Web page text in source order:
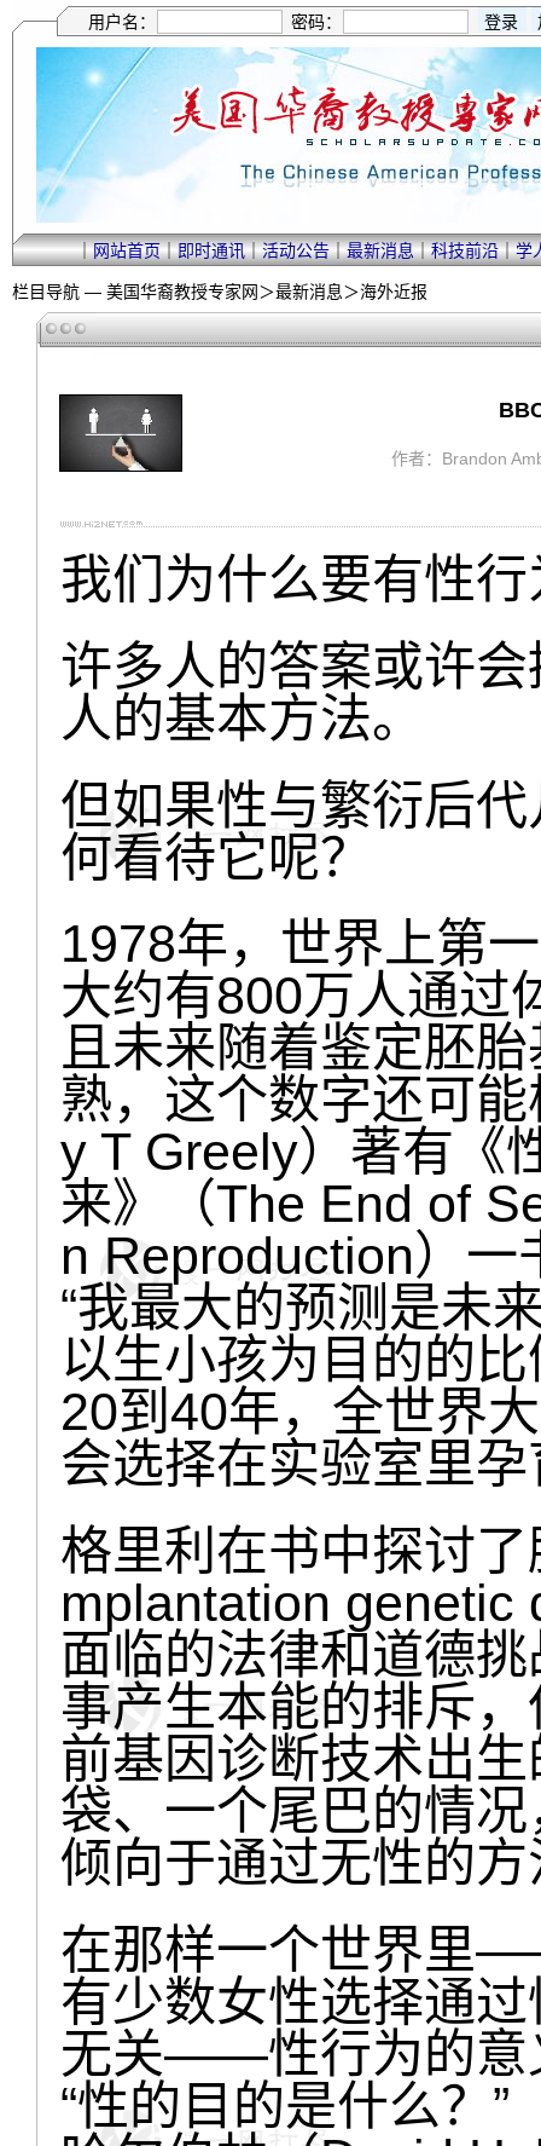
用户名： 密码：
｜网站首页｜即时通讯｜活动公告｜最新消息｜科技前沿｜学
栏目导航 — 美国华裔教授专家网＞最新消息＞海外近报
作者：Brandon
我们为什么要有性行
许多人的答案或许
人的基本方法。
但如果性与繁衍后
何看待它呢？
1978年，世界上第
大约有800万人通过
且未来随着鉴定胚
熟，这个数字还可
y T Greely）著有《
来》（The End of
n Reproduction）一
“我最大的预测是
以生小孩为目的的
20到40年，全世界
会选择在实验室里孕
格里利在书中探讨
mplantation genetic
面临的法律和道德
事产生本能的排斥
前基因诊断技术出
袋、一个尾巴的情
倾向于通过无性的
在那样一个世界里
有少数女性选择通
无关——性行为的意
“性的目的是什么？”